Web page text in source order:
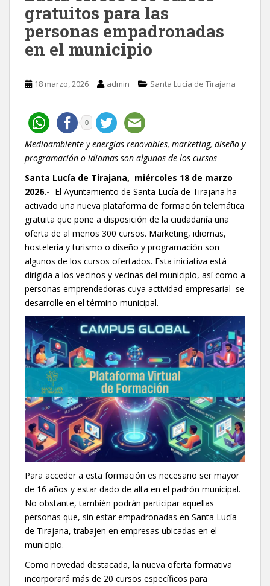
gratuitos para las
personas empadronadas
en el municipio
18 marzo, 2026 admin Santa Lucía de Tirajana
0
Medioambiente y energías renovables, marketing, diseño y
programación o idiomas son algunos de los cursos
Santa Lucía de Tirajana, miércoles 18 de marzo
2026.- El Ayuntamiento de Santa Lucía de Tirajana ha
activado una nueva plataforma de formación telemática
gratuita que pone a disposición de la ciudadanía una
oferta de al menos 300 cursos. Marketing, idiomas,
hostelería y turismo o diseño y programación son
algunos de los cursos ofertados. Esta iniciativa está
dirigida a los vecinos y vecinas del municipio, así como a
personas emprendedoras cuya actividad empresarial se
desarrolle en el término municipal.
Para acceder a esta formación es necesario ser mayor
de 16 años y estar dado de alta en el padrón municipal.
No obstante, también podrán participar aquellas
personas que, sin estar empadronadas en Santa Lucía
de Tirajana, trabajen en empresas ubicadas en el
municipio.
Como novedad destacada, la nueva oferta formativa
incorporará más de 20 cursos específicos para